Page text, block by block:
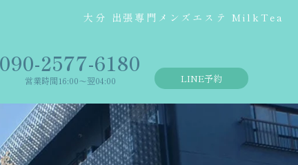
大分 出張専門メンズエステ MilkTea
‭090-2577-6180
営業時間16:00〜翌04:00 LINE予約